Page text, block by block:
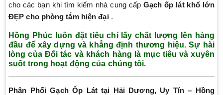
cho các bạn khi tìm kiếm nhà cung cấp Gạch ốp lát khổ lớn
ĐẸP cho phòng tắm hiện đại.
Hồng Phúc luôn đặt tiêu chí lấy chất lượng lên hàng
đầu để xây dựng và khẳng định thương hiệu. Sự hài
lòng của Đối tác và khách hàng là mục tiêu và xuyên
suốt trong hoạt động của chúng tôi.
Phân Phối Gạch Ốp Lát tại Hải Dương, Uy Tín – Hồng